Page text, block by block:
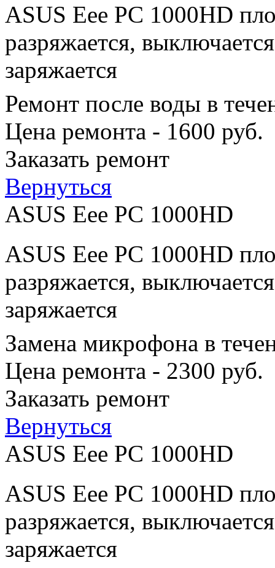
ASUS Eee PC 1000HD
разряжается,
заряжается
Ремонт после воды в
Цена ремонта - 1600 руб.
Заказать ремонт
Вернуться
ASUS Eee PC 1000HD
ASUS Eee PC 1000HD
разряжается,
заряжается
Замена микрофона в
Цена ремонта - 2300 руб.
Заказать ремонт
Вернуться
ASUS Eee PC 1000HD
ASUS Eee PC 1000HD
разряжается,
заряжается